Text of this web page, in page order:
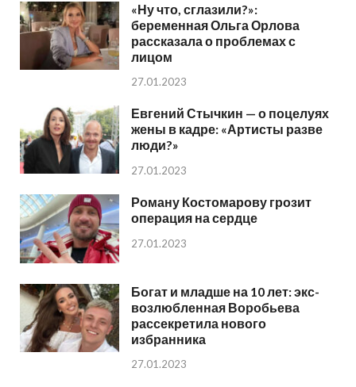
«Ну что, сглазили?»:
беременная Ольга Орлова
рассказала о проблемах с
лицом
27.01.2023
Евгений Стычкин — о поцелуях
жены в кадре: «Артисты разве
люди?»
27.01.2023
Роману Костомарову грозит
операция на сердце
27.01.2023
Богат и младше на 10 лет: экс-
возлюбленная Воробьева
рассекретила нового
избранника
27.01.2023